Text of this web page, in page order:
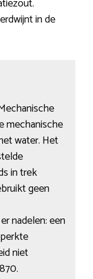
in de
mechanische
water. Het
in trek
geen
nadelen: een
niet